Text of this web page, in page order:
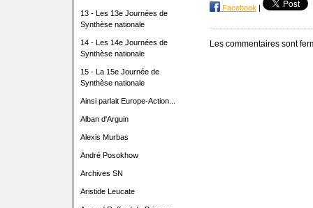
13 - Les 13e Journées de
Synthèse nationale
14 - Les 14e Journées de
Synthèse nationale
15 - La 15e Journée de
Synthèse nationale
Ainsi parlait Europe-Action...
Alban d'Arguin
Alexis Murbas
André Posokhow
Archives SN
Aristide Leucate
Facebook|
Les commentaires sont